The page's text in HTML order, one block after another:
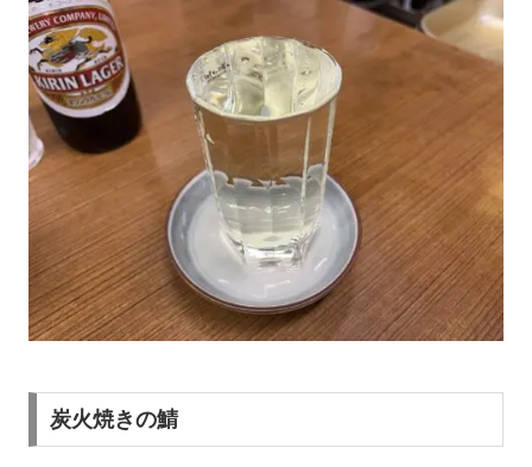
炭火焼きの鯖